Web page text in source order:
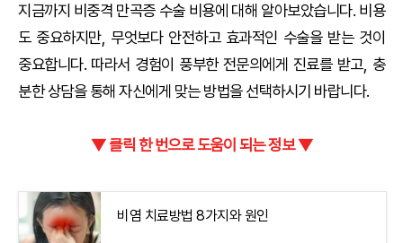
지금까지 비중격 만곡증 수술 비용에 대해 알아보았습니다. 비용
도 중요하지만, 무엇보다 안전하고 효과적인 수술을 받는 것이
중요합니다. 따라서 경험이 풍부한 전문의에게 진료를 받고, 충
분한 상담을 통해 자신에게 맞는 방법을 선택하시기 바랍니다.
▼ 클릭 한 번으로 도움이 되는 정보 ▼
비염 치료방법 8가지와 원인